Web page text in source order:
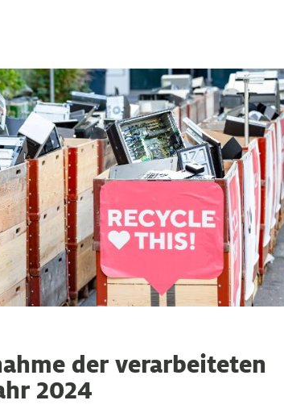
der verarbeiteten
2024